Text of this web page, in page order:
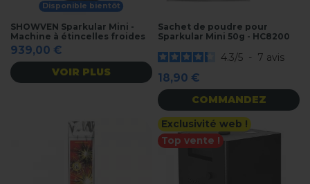
Disponible bientôt
SHOWVEN Sparkular Mini -
Machine à étincelles froides
939,00 €
VOIR PLUS
Sachet de poudre pour
Sparkular Mini 50g - HC8200
4.3/5 - 7 avis
18,90 €
COMMANDEZ
Exclusivité web !
Top vente !